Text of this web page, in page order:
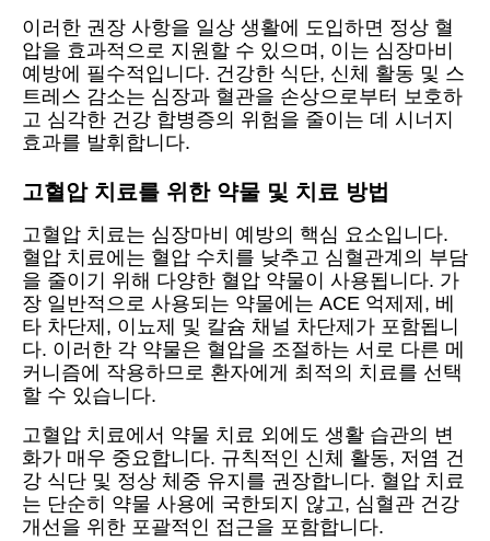
이러한 권장 사항을 일상 생활에 도입하면 정상 혈
압을 효과적으로 지원할 수 있으며, 이는 심장마비
예방에 필수적입니다. 건강한 식단, 신체 활동 및 스
트레스 감소는 심장과 혈관을 손상으로부터 보호하
고 심각한 건강 합병증의 위험을 줄이는 데 시너지
효과를 발휘합니다.
고혈압 치료를 위한 약물 및 치료 방법
고혈압 치료는 심장마비 예방의 핵심 요소입니다.
혈압 치료에는 혈압 수치를 낮추고 심혈관계의 부담
을 줄이기 위해 다양한 혈압 약물이 사용됩니다. 가
장 일반적으로 사용되는 약물에는 ACE 억제제, 베
타 차단제, 이뇨제 및 칼슘 채널 차단제가 포함됩니
다. 이러한 각 약물은 혈압을 조절하는 서로 다른 메
커니즘에 작용하므로 환자에게 최적의 치료를 선택
할 수 있습니다.
고혈압 치료에서 약물 치료 외에도 생활 습관의 변
화가 매우 중요합니다. 규칙적인 신체 활동, 저염 건
강 식단 및 정상 체중 유지를 권장합니다. 혈압 치료
는 단순히 약물 사용에 국한되지 않고, 심혈관 건강
개선을 위한 포괄적인 접근을 포함합니다.